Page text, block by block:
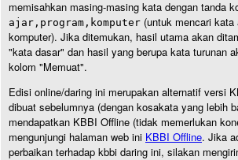
memisahkan masing-masing kata dengan tanda
ajar,program,komputer (untuk mencari kata
komputer). Jika ditemukan, hasil utama akan
"kata dasar" dan hasil yang berupa kata turunan
kolom "Memuat".
Edisi online/daring ini merupakan alternatif versi
dibuat sebelumnya (dengan kosakata yang lebih
mendapatkan KBBI Offline (tidak memerlukan
mengunjungi halaman web ini KBBI Offline. Jika
perbaikan terhadap kbbi daring ini, silakan